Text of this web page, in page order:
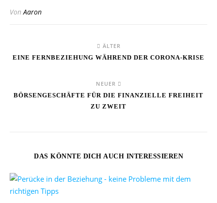
VonAaron
ÄLTER
EINE FERNBEZIEHUNG WÄHREND DER CORONA-KRISE
NEUER
BÖRSENGESCHÄFTE FÜR DIE FINANZIELLE FREIHEIT
ZU ZWEIT
DAS KÖNNTE DICH AUCH INTERESSIEREN